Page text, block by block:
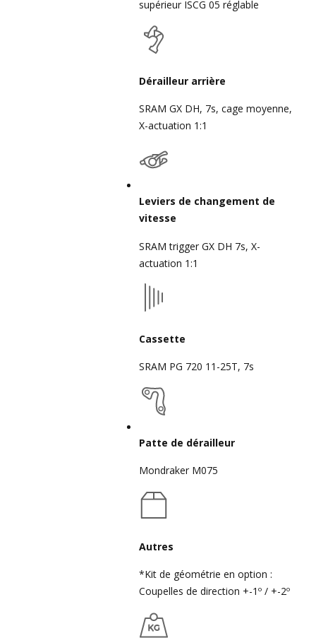
supérieur ISCG 05 réglable
Dérailleur arrière
SRAM GX DH, 7s, cage moyenne,
X-actuation 1:1
Leviers de changement de
vitesse
SRAM trigger GX DH 7s, X-
actuation 1:1
Cassette
SRAM PG 720 11-25T, 7s
Patte de dérailleur
Mondraker M075
Autres
*Kit de géométrie en option :
Coupelles de direction +-1º / +-2º